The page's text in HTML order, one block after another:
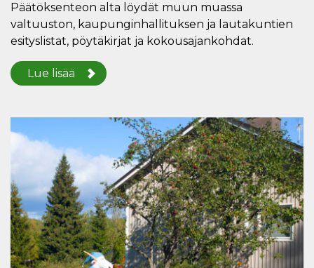
Päätöksenteon alta löydät muun muassa
valtuuston, kaupunginhallituksen ja lautakuntien
esityslistat, pöytäkirjat ja kokousajankohdat.
Lue lisää